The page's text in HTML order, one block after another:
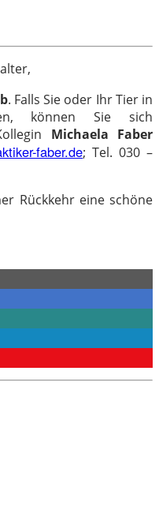
. Falls Sie oder Ihr Tier in
können Sie sich
Michaela Faber
faber.de; Tel. 030 –
Rückkehr eine schöne